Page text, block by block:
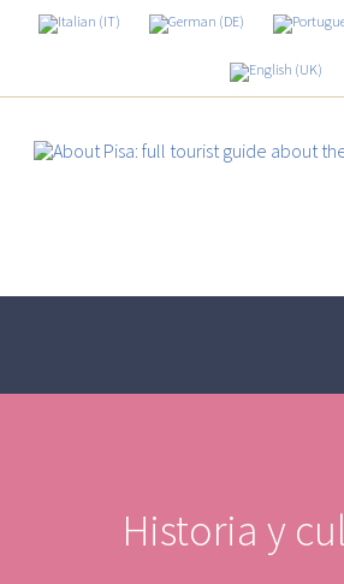
Historia y